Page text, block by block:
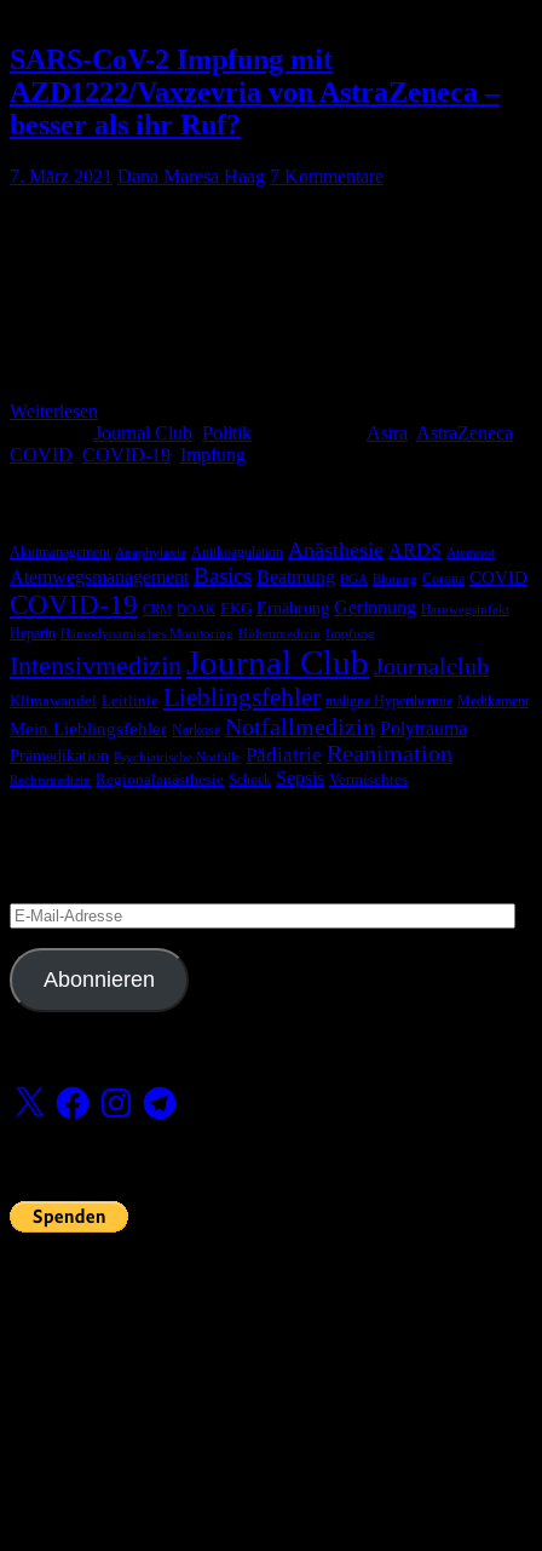
SARS-CoV-2 Impfung mit
AZD1222/Vaxzevria von AstraZeneca –
besser als ihr Ruf?
7. März 2021 Dana Maresa Haag 7 Kommentare
Weiterlesen
Journal Club Politik Astra AstraZeneca
COVID COVID-19 Impfung
Akutmanagement Anaphylaxie Antikoagulation Anästhesie ARDS Atemnot
Atemwegsmanagement Basics Beatmung BGA Blutung Corona COVID
COVID-19 CRM DOAK EKG Ernährung Gerinnung Harnwegsinfekt
Heparin Hämodynamisches Monitoring Höhenmedizin Impfung
IntensivmedizinJournal Club Journalclub
Klimawandel Leitlinie Lieblingsfehler maligne Hyperthermie Medikament
Mein Lieblingsfehler Narkose Notfallmedizin Polytrauma
Prämedikation Psychiatrische Notfälle Pädiatrie Reanimation
Rechtsmedizin Regionalanästhesie Schock Sepsis Vermischtes
E-
Mail-
Adresse
Abonnieren
X FacebookInstagramTelegram